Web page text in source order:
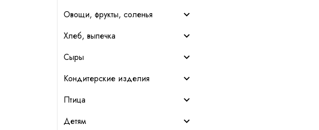
Овощи, фрукты, соленья
Хлеб, выпечка
Сыры
Кондитерские изделия
Птица
Детям